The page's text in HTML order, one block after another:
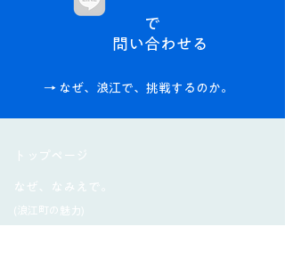
問い合わせる​
で
→ なぜ、浪江で、挑戦するのか。
​トップページ
なぜ、なみえで。
(浪江町の魅力)